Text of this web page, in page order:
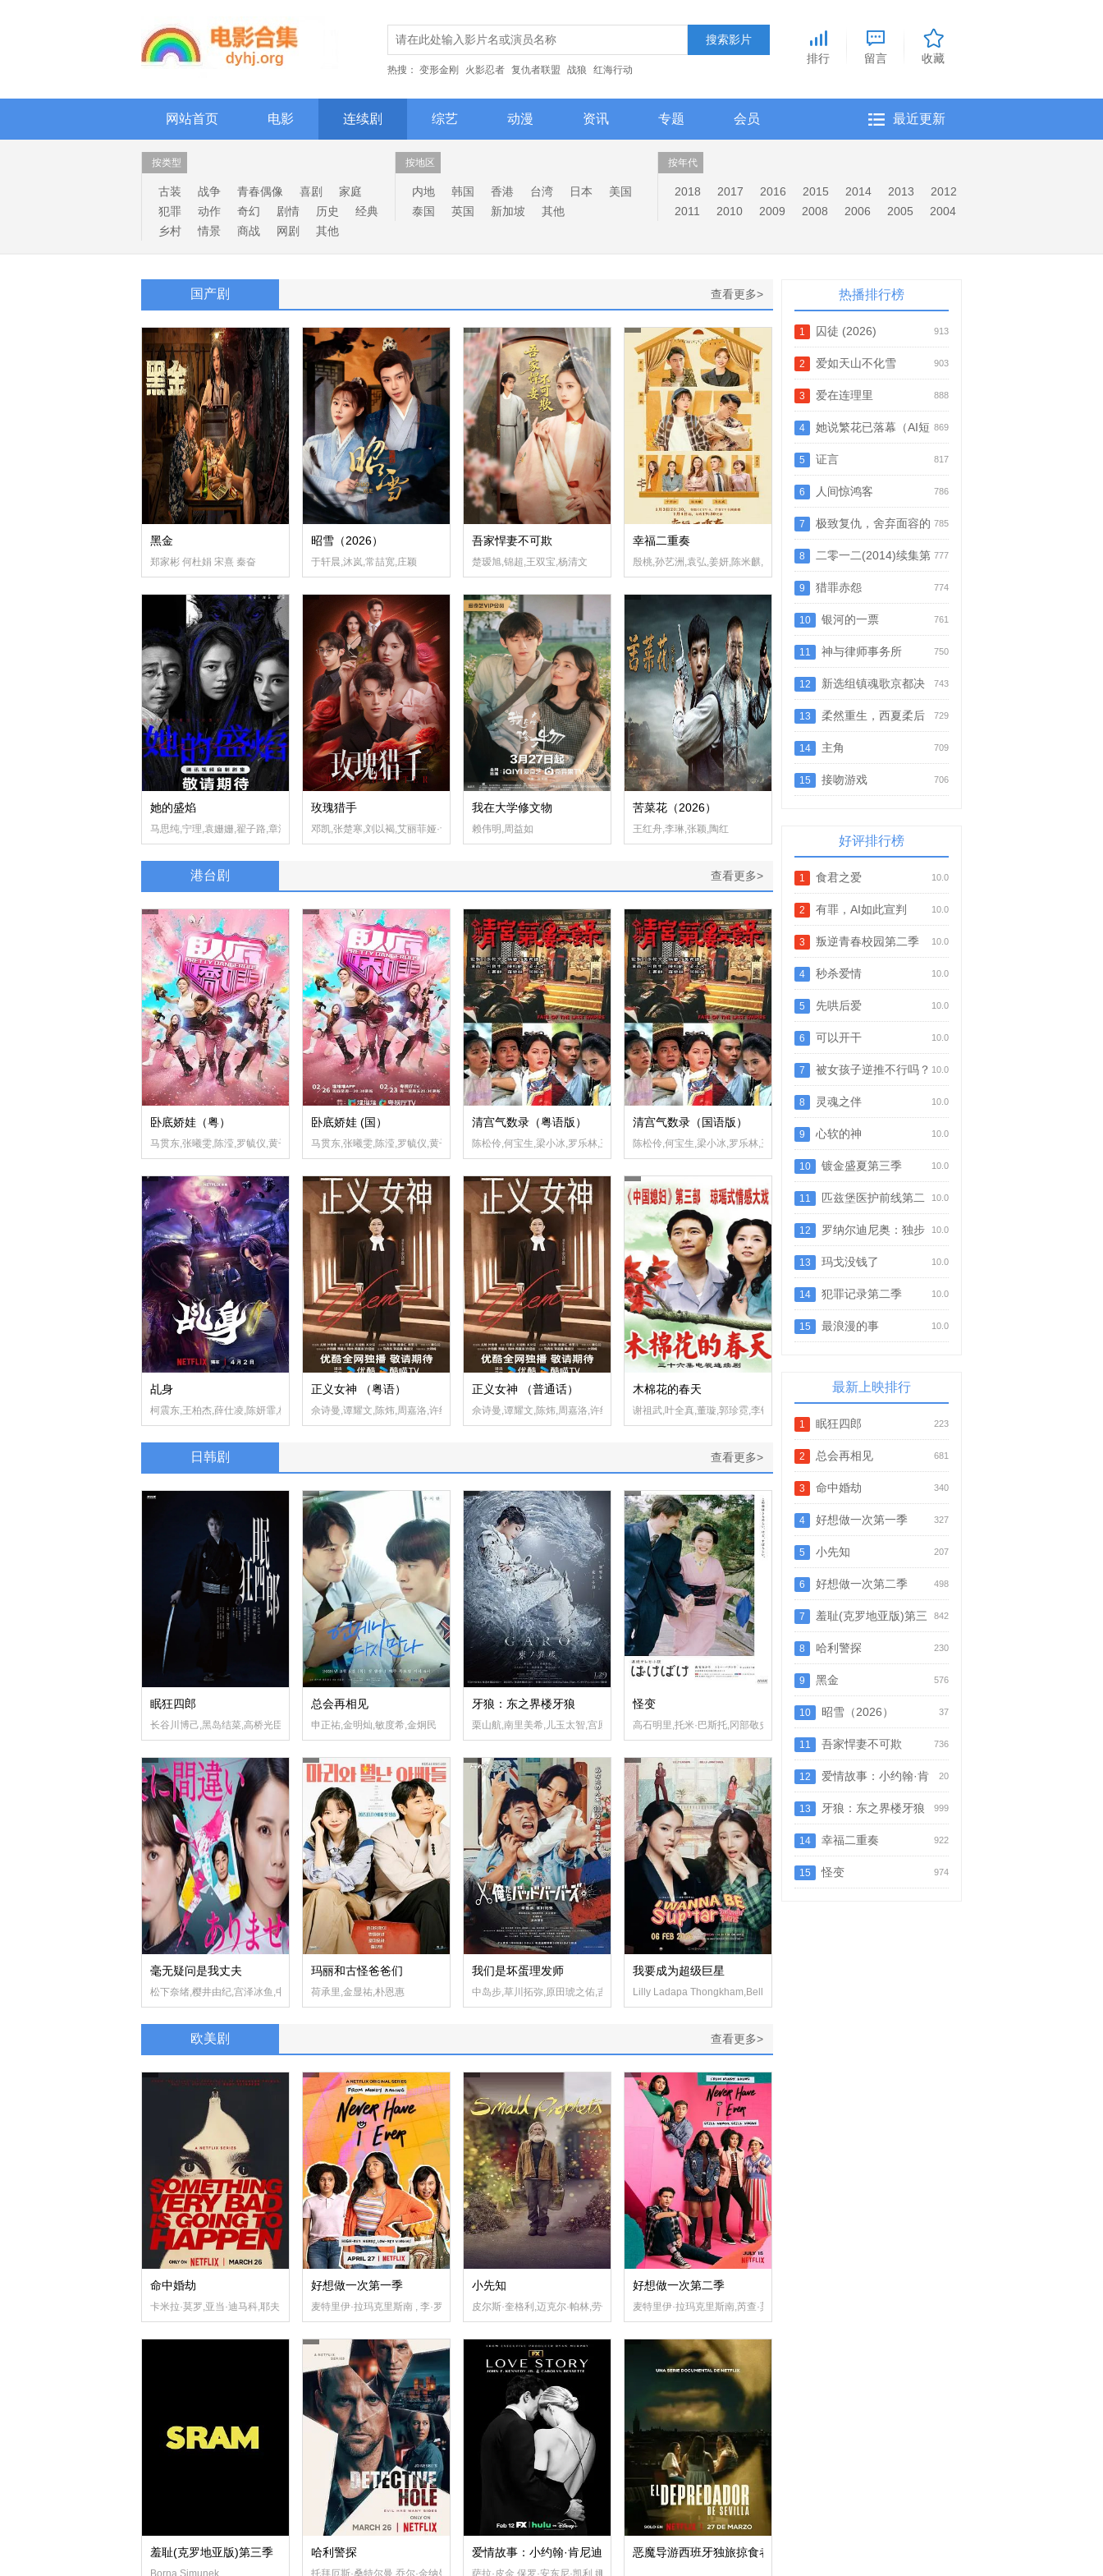
热搜： 变形金刚 火影忍者 复仇者联盟 战狼 红海行动
排行 留言 收藏
网站首页 电影 连续剧 综艺 动漫 资讯 专题 会员 最近更新
按类型
古装 战争 青春偶像 喜剧
家庭
犯罪
动作 奇幻 剧情 历史
经典
乡村
情景 商战 网剧 其他
按地区
内地 韩国 香港 台湾 日本
美国
泰国
英国 新加坡 其他
按年代
2018 2017 2016 2015 2014 2013
2012
2011
2010 2009 2008 2006 2005 2004
查看更多>
国产剧
黑金
郑家彬 何杜娟 宋熹 秦奋
昭雪（2026）
于轩晨,沐岚,常喆宽,庄颖
吾家悍妻不可欺
楚瑷旭,锦超,王双宝,杨清文
幸福二重奏
殷桃,孙艺洲,袁弘,姜妍,陈米麒,马志威,于明加,代乐乐,曾黎,王策,黄澄澄
她的盛焰
马思纯,宁理,袁姗姗,翟子路,章涛,范湉湉,张维伊,张志忠,涂凌,任正斌,焦钰,郑则仕,朱茵,陈逸恒,夏力薪,柳小海,白荟,王婉娟
玫瑰猎手
邓凯,张楚寒,刘以褐,艾丽菲娅·卡吾利江,杨霖
我在大学修文物
赖伟明,周益如
苦菜花（2026）
王红舟,李琳,张颖,陶红
查看更多>
港台剧
卧底娇娃（粤）
马贯东,张曦雯,陈滢,罗毓仪,黄子恒,邵美琪,黄子雄,杜燕歌,关礼杰,李海铜,张武孝,白彪,韦家雄,涂毓麟,关曜儁,吴子冲,钟柔美,刘展霆,潘芳芳,邓永健,邬嘉骏,梁荺苓,庄易羚,姚宏远,刘嘉琪,林浩文,王致迪,洪曼芹,叶凯茵,彭怀安,
卧底娇娃 (国）
马贯东,张曦雯,陈滢,罗毓仪,黄子恒,邵美琪,黄子雄,杜燕歌,关礼杰,李海铜,张武孝,白彪,韦家雄,涂毓麟,关曜儁,吴子冲,钟柔美,刘展霆,潘芳芳,邓永健,邬嘉骏,梁荺苓,庄易羚,姚宏远,刘嘉琪,
清宫气数录（粤语版）
陈松伶,何宝生,梁小冰,罗乐林,王书麒,何婉盈,谈佩珊,王伟梁,胡耀峰,何浩源,陈中坚,何璧坚,陈勉良,萧山仁,黄天铎,黄新,麦皓为,张英才,许实贤,郭
清宫气数录（国语版）
陈松伶,何宝生,梁小冰,罗乐林,王书麒,何婉盈,谈佩珊,王伟梁,胡耀峰,何浩源,陈中坚,何璧坚,陈勉良,萧山仁,
乩身
柯震东,王柏杰,薛仕凌,陈妍霏,杨铭威,陈以文,林鹤轩,赵正平,郭子乾,隋棠,姚爱寗,侯彦西
正义女神 （粤语）
佘诗曼,谭耀文,陈炜,周嘉洛,许绍雄,马贯东,蒋祖曼,戴祖仪,文颂娴
正义女神 （普通话）
佘诗曼,谭耀文,陈炜,周嘉洛,许绍雄,马贯东,蒋祖曼,戴祖仪,文颂娴
木棉花的春天
谢祖武,叶全真,董璇,郭珍霓,李铁军
查看更多>
日韩剧
眠狂四郎
长谷川博己,黑岛结菜,高桥光臣,菜菜绪,森永悠希,坂东弥十郎,宅麻伸,今野浩喜,佐藤江梨子,西村雅彦,神保悟志,原沙知绘,本田博太郎
总会再相见
申正祐,金明灿,敏度希,金炯民
牙狼：东之界楼牙狼
栗山航,南里美希,儿玉太智,宫原华音
怪变
高石明里,托米·巴斯托,冈部敬史,池胁千鹤,小日向文世,宽一郎,圆井湾,佐藤穗奈美,佐野史郎,福地美晴
毫无疑问是我丈夫
松下奈绪,樱井由纪,宫泽冰鱼,中村海人,松井玲奈,山崎真斗,吉本实由,白宫瑞帆,大朏岳优,二井景彪,磯村アメリ,前川泰之,朝加真由美,余贵美子,安田显
玛丽和古怪爸爸们
荷承里,金显祐,朴恩惠
我们是坏蛋理发师
中岛步,草川拓弥,原田琥之佑,吉田美月喜,后藤刚范,滨田龙臣
我要成为超级巨星
Lilly Ladapa Thongkham,Belle Jiratchaya Kittavornsakul,Fay Apisara Lertwisettheerakul,Gene Ornalin
查看更多>
欧美剧
命中婚劫
卡米拉·莫罗,亚当·迪马科,耶夫·威尔布什,卡拉·克罗姆,格斯·伯尼,詹妮弗·杰森·李,泰德·拉文,索耶·弗雷泽,兹拉特科·布里奇,Mike Dara
好想做一次第一季
麦特里伊·拉玛克里斯南 , 李·罗德里格斯 , 雷蒙娜·杨 , 嘉伦·李维森 , 达伦·巴内特
小先知
皮尔斯·奎格利,迈克尔·帕林,劳伦·帕特尔,麦肯锡·克鲁克,索菲·威兰,乔纳森·珀恩廷
好想做一次第二季
麦特里伊·拉玛克里斯南,芮查·莫佳妮,嘉伦·李维森,达伦·巴内特,李·罗德里格斯,雷蒙娜·杨,约翰·麦肯罗,普娜
羞耻(克罗地亚版)第三季
Borna Simunek
哈利警探
托拜厄斯·桑特尔曼,乔尔·金纳曼,皮娅·吉尔塔,安德斯·达尔伯格,Magnus Kjørrefjord,内森·安德烈·奥古斯托,Frank Kjosås,Mia Elise Sundal,彼得·斯特曼,安德斯·丹尼尔森·李,加斯帕·
爱情故事：小约翰·肯尼迪与卡罗琳·贝塞特
萨拉·皮金,保罗·安东尼·凯利,娜奥米·沃茨,格蕾丝·古默,莱拉·乔治,诺亚·费恩利,西德妮·莱蒙,亚历桑德罗·尼沃拉,奥马里·K·钱塞勒,康斯坦斯·齐
恶魔导游西班牙独旅掠食者
热播排行榜
913
1 囚徒 (2026)
903
2 爱如天山不化雪
888
3 爱在连理里
869
4 她说繁花已落幕（AI短
剧） 817
5 证言
786
6 人间惊鸿客
785
7 极致复仇，舍弃面容的
家政妇 777
8 二零一二(2014)续集第
二部 774
9 猎罪赤怨
761
10 银河的一票
750
11 神与律师事务所
743
12 新选组镇魂歌京都决
战篇 729
13 柔然重生，西夏柔后
（AI短剧） 709
14 主角
706
15 接吻游戏
好评排行榜
10.0
1 食君之爱
10.0
2 有罪，AI如此宣判
10.0
3 叛逆青春校园第二季
10.0
4 秒杀爱情
10.0
5 先哄后爱
10.0
6 可以开干
10.0
7 被女孩子逆推不行吗？
10.0
8 灵魂之伴
10.0
9 心软的神
10.0
10 镀金盛夏第三季
10.0
11 匹兹堡医护前线第二
季 10.0
12 罗纳尔迪尼奥：独步
球坛 10.0
13 玛戈没钱了
10.0
14 犯罪记录第二季
10.0
15 最浪漫的事
最新上映排行
223
1 眠狂四郎
681
2 总会再相见
340
3 命中婚劫
327
4 好想做一次第一季
207
5 小先知
498
6 好想做一次第二季
842
7 羞耻(克罗地亚版)第三
季 230
8 哈利警探
576
9 黑金
37
10 昭雪（2026）
736
11 吾家悍妻不可欺
20
12 爱情故事：小约翰·肯
尼迪与卡罗琳·贝塞特 999
13 牙狼：东之界楼牙狼
922
14 幸福二重奏
974
15 怪变